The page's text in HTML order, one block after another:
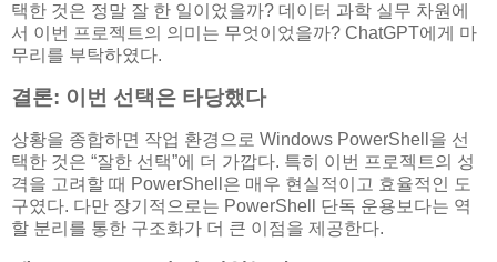
택한 것은 정말 잘 한 일이었을까? 데이터 과학 실무 차원에
서 이번 프로젝트의 의미는 무엇이었을까? ChatGPT에게 마
무리를 부탁하였다.
결론: 이번 선택은 타당했다
상황을 종합하면 작업 환경으로 Windows PowerShell을 선
택한 것은 “잘한 선택”에 더 가깝다. 특히 이번 프로젝트의 성
격을 고려할 때 PowerShell은 매우 현실적이고 효율적인 도
구였다. 다만 장기적으로는 PowerShell 단독 운용보다는 역
할 분리를 통한 구조화가 더 큰 이점을 제공한다.